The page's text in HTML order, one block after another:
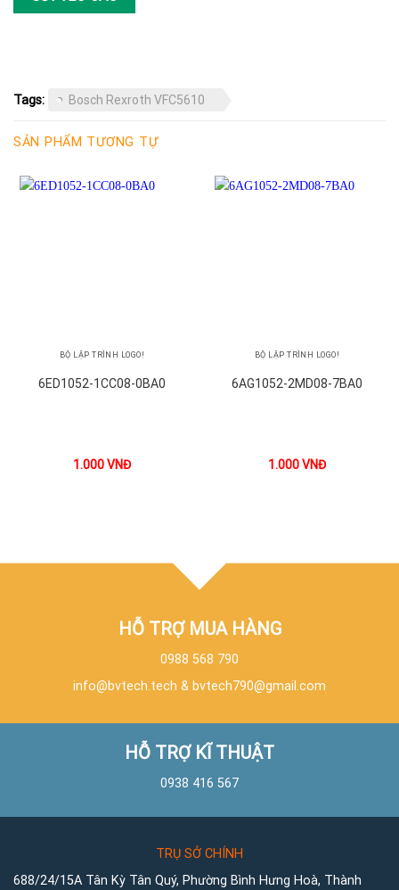
Tags: Bosch Rexroth VFC5610
SẢN PHẨM TƯƠNG TỰ
BỘ LẬP TRÌNH LOGO!
6ED1052-1CC08-0BA0
1.000VNĐ
BỘ LẬP TRÌNH LOGO!
6AG1052-2MD08-7BA0
1.000VNĐ
HỖ TRỢ MUA HÀNG
0988 568 790
info@bvtech.tech & bvtech790@gmail.com
HỖ TRỢ KĨ THUẬT
0938 416 567
TRỤ SỞ CHÍNH
688/24/15A Tân Kỳ Tân Quý, Phường Bình Hưng Hoà, Thành